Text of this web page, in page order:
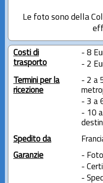
Le foto sono della
Costi di
trasporto
- 8
- 2
Termini per la
ricezione
- 2 a
- 3 a
- 10
Spedito da
Garanzie
-
-
-